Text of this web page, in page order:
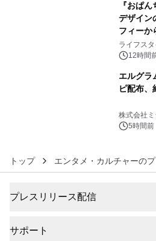
『おぱ
デザイン
フィーか
い、ポッ
ン。
ライフス
12時間
エルグラ
ピ配布、
株式会社
5時間前
トップ エンタメ・カルチャーの
プレスリリース配信
サポート